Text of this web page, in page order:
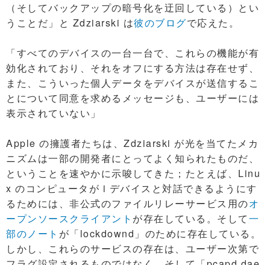
（そしてバックアップの暗号化を迂回している）とい
うことだ」と Zdziarski は彼のブログで応えた。
「すべてのデバイスの一台一台で、これらの機能が有
効化されており、それをオフにする方法は存在せず、
また、こういった個人データをデバイスが送信するこ
とについて同意を求めるメッセージも、ユーザーには
表示されていない」
Apple の擁護者たちは、Zdziarski が光を当てたメカ
ニズムは一部の開発者にとってよく知られたものだ、
ということを速やかに示唆してきた；たとえば、Linu
x のコンピュータが i デバイスと対話できるようにす
るためには、非公式のファイルリレーサービス用のオ
ープンソースクライアント が存在している。そして一
部のノート が「lockdownd」のために存在している。
しかし、これらのサービスの存在は、ユーザー次第で